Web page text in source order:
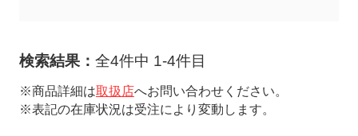
検索結果： 全4件中 1-4件目
※商品詳細は取扱店へお問い合わせください。
※表記の在庫状況は受注により変動します。